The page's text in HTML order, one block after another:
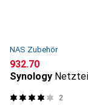
NAS Zubehör
CHF
932.70
Synology
2